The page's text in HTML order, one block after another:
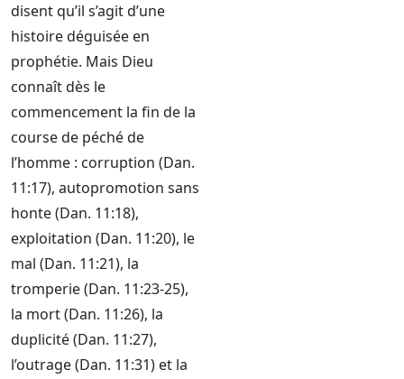
disent qu’il s’agit d’une
histoire déguisée en
prophétie. Mais Dieu
connaît dès le
commencement la fin de la
course de péché de
l’homme : corruption (Dan.
11:17), autopromotion sans
honte (Dan. 11:18),
exploitation (Dan. 11:20), le
mal (Dan. 11:21), la
tromperie (Dan. 11:23-25),
la mort (Dan. 11:26), la
duplicité (Dan. 11:27),
l’outrage (Dan. 11:31) et la